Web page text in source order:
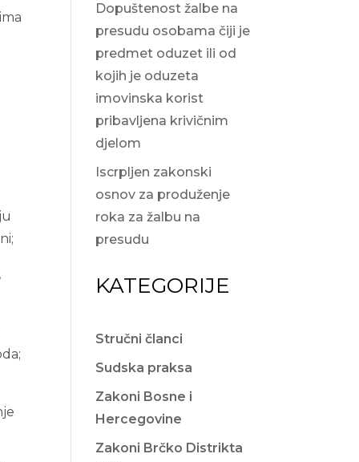
Dopuštenost žalbe na
presudu osobama čiji je
predmet oduzet ili od
kojih je oduzeta
imovinska korist
pribavljena krivičnim
djelom
Iscrpljen zakonski
osnov za produženje
roka za žalbu na
presudu
KATEGORIJE
Stručni članci
Sudska praksa
Zakoni Bosne i
Hercegovine
Zakoni Brčko Distrikta